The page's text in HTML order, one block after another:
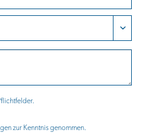
zur Kenntnis genommen.